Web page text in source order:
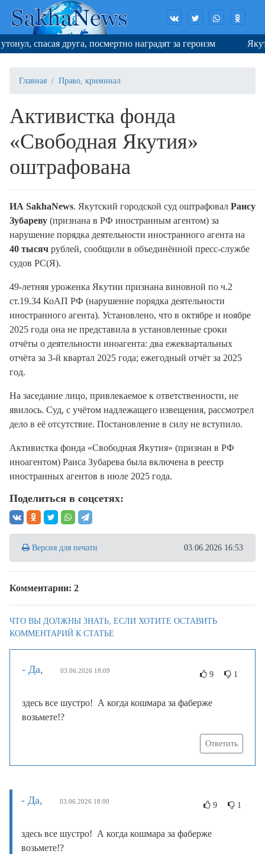
спасая друга, посмертно наградят за героизм
Главная Право, криминал
Активистка фонда
«Свободная Якутия»
оштрафована
ИА SakhaNews. Якутский городской суд оштрафовал Раису
Зубареву (признана в РФ иностранным агентом) за
нарушение порядка деятельности иностранного агента на
40 тысяч рублей, сообщили в объединённой пресс-службе
судов РС(Я).
49-летняя уроженка Якутии признана виновной по ч.2
ст.19.34 КоАП РФ (нарушение порядка деятельности
иностранного агента). Установлено, что в октябре и ноябре
2025 года она не представила в установленные сроки
отчёты о деятельности иноагента: два ежеквартальных
отчёта за 3-й квартал 2025 года; ежегодный отчёт за 2025
год.
На заседание лицо, привлекаемое к ответственности, не
явилось. Суд, с учётом надлежащего извещения, рассмотрел
дело в её отсутствие. Постановление в силу не вступило.
Активистка фонда «Свободная Якутия» (признан в РФ
иноагентом) Раиса Зубарева была включена в реестр
иностранных агентов в июле 2025 года.
Поделиться в соцсетях:
Версия для печати 03.06.2026 16:53
Комментарии: 2
ЧТО ВЫ ДОЛЖНЫ ЗНАТЬ, ЕСЛИ ХОТИТЕ ОСТАВИТЬ
КОММЕНТАРИЙ К СТАТЬЕ
- Да, 03.06.2026 18:09 9 1
здесь все шустро! А когда кошмара за фаберже
возьмете!?
Ответить
- Да, 03.06.2026 18:09 9 1
здесь все шустро! А когда кошмара за фаберже
возьмете!?